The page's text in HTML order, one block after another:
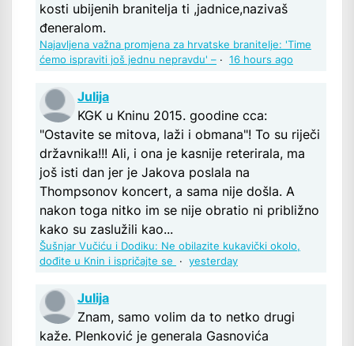
kosti ubijenih branitelja ti ,jadnice,nazivaš
đeneralom.
Najavljena važna promjena za hrvatske branitelje: 'Time
ćemo ispraviti još jednu nepravdu' – · 16 hours ago
Julija
KGK u Kninu 2015. goodine cca:
"Ostavite se mitova, laži i obmana"! To su riječi
državnika!!! Ali, i ona je kasnije reterirala, ma
još isti dan jer je Jakova poslala na
Thompsonov koncert, a sama nije došla. A
nakon toga nitko im se nije obratio ni približno
kako su zaslužili kao...
Šušnjar Vučiću i Dodiku: Ne obilazite kukavički okolo,
dođite u Knin i ispričajte se
· yesterday
Julija
Znam, samo volim da to netko drugi
kaže. Plenković je generala Gasnovića